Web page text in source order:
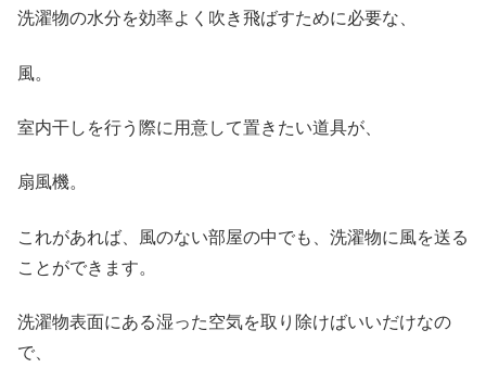
洗濯物の水分を効率よく吹き飛ばすために必要な、
風。
室内干しを行う際に用意して置きたい道具が、
扇風機。
これがあれば、風のない部屋の中でも、洗濯物に風を送る
ことができます。
洗濯物表面にある湿った空気を取り除けばいいだけなの
で、